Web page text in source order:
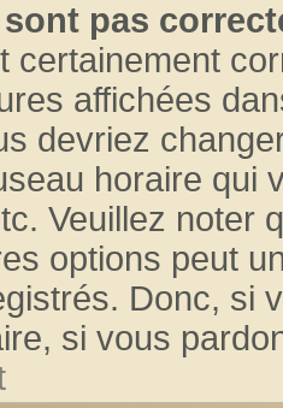
pas
certainement
affichées
devriez
horaire qui
Veuillez noter
options peut
Donc, si
si vous